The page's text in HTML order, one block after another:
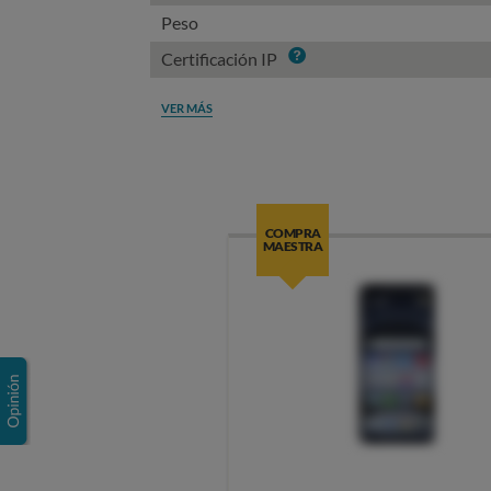
Peso
Certificación IP Info
VER MÁS
COMPRA
MAESTRA